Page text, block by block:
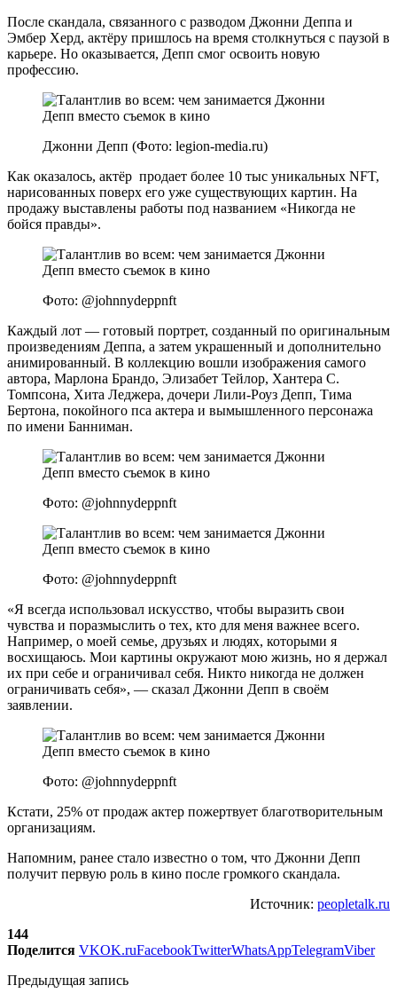
После скандала, связанного с разводом Джонни Деппа и
Эмбер Херд, актёру пришлось на время столкнуться с паузой в
карьере. Но оказывается, Депп смог освоить новую
профессию.
Джонни Депп (Фото: legion-media.ru)
Как оказалось, актёр продает более 10 тыс уникальных NFT,
нарисованных поверх его уже существующих картин. На
продажу выставлены работы под названием «Никогда не
бойся правды».
Фото: @johnnydeppnft
Каждый лот — готовый портрет, созданный по оригинальным
произведениям Деппа, а затем украшенный и дополнительно
анимированный. В коллекцию вошли изображения самого
автора, Марлона Брандо, Элизабет Тейлор, Хантера С.
Томпсона, Хита Леджера, дочери Лили-Роуз Депп, Тима
Бертона, покойного пса актера и вымышленного персонажа
по имени Банниман.
Фото: @johnnydeppnft
Фото: @johnnydeppnft
«Я всегда использовал искусство, чтобы выразить свои
чувства и поразмыслить о тех, кто для меня важнее всего.
Например, о моей семье, друзьях и людях, которыми я
восхищаюсь. Мои картины окружают мою жизнь, но я держал
их при себе и ограничивал себя. Никто никогда не должен
ограничивать себя», — сказал Джонни Депп в своём
заявлении.
Фото: @johnnydeppnft
Кстати, 25% от продаж актер пожертвует благотворительным
организациям.
Напомним, ранее стало известно о том, что Джонни Депп
получит первую роль в кино после громкого скандала.
Источник: peopletalk.ru
144
Поделится VKOK.ruFacebookTwitterWhatsAppTelegramViber
Предыдущая запись